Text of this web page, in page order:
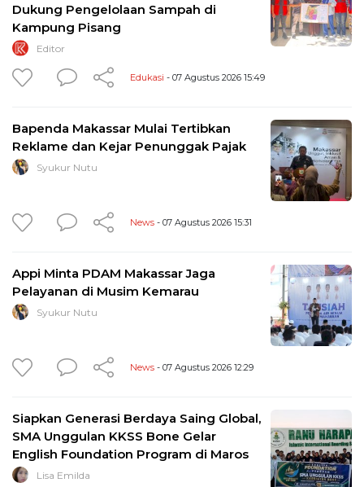
Dukung Pengelolaan Sampah di
Kampung Pisang
Editor
Edukasi - 07 Agustus 2026 15:49
Bapenda Makassar Mulai Tertibkan
Reklame dan Kejar Penunggak Pajak
Syukur Nutu
News - 07 Agustus 2026 15:31
Appi Minta PDAM Makassar Jaga
Pelayanan di Musim Kemarau
Syukur Nutu
News - 07 Agustus 2026 12:29
Siapkan Generasi Berdaya Saing Global,
SMA Unggulan KKSS Bone Gelar
English Foundation Program di Maros
Lisa Emilda